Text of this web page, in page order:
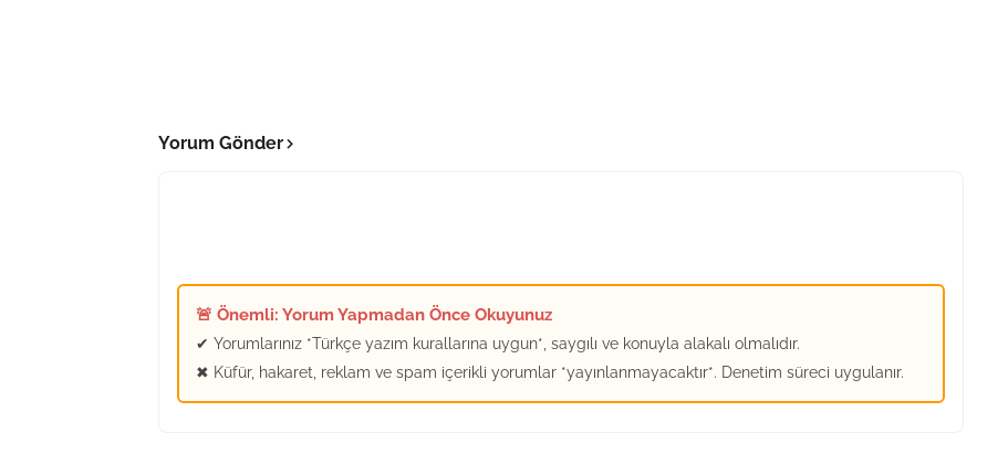
Yorum Gönder
🚨 Önemli: Yorum Yapmadan Önce Okuyunuz
✔ Yorumlarınız *Türkçe yazım kurallarına uygun*, saygılı ve konuyla alakalı olmalıdır.
✖ Küfür, hakaret, reklam ve spam içerikli yorumlar *yayınlanmayacaktır*. Denetim süreci uygulanır.